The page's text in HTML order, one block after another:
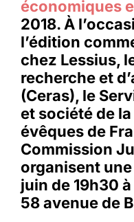
économiques
2018. À
l’édition
chez Lessius,
recherche et
(Ceras), le
et société de
évêques de
Commission
organisent
juin de 19h30 à
58 avenue de